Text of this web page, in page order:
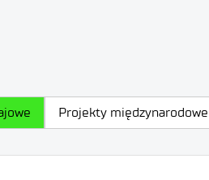
Projekty międzynarodowe